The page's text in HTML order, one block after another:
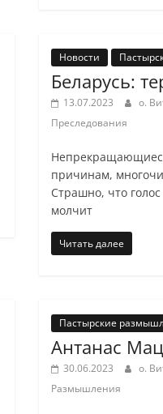
Новости
Беларусь:
13.07.2023 о.
Преследования
причинам,
Страшно, что
молчит
Читать далее
Пастырские
Антанас
30.06.2023 о.
Размышления